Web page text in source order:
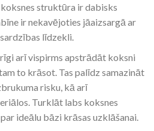
struktūra ir dabisks
ir nekavējoties jāaizsargā ar
līdzekli.
arī vispirms apstrādāt koksni
to krāsot. Tas palīdz samazināt
risku, kā arī
Turklāt labs koksnes
ideālu bāzi krāsas uzklāšanai.